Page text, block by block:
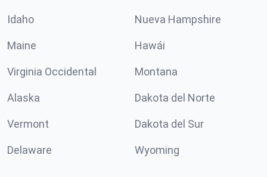
Idaho Nueva Hampshire
Maine Hawái
Virginia Occidental Montana
Alaska Dakota del Norte
Vermont Dakota del Sur
Delaware Wyoming